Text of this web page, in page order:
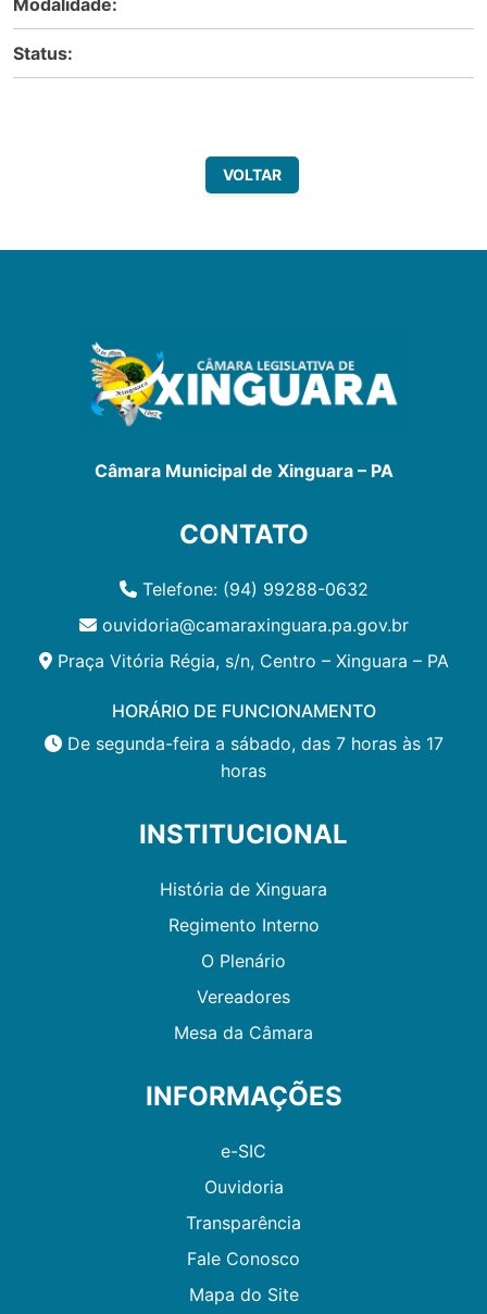
Status:
VOLTAR
Câmara Municipal de Xinguara – PA
CONTATO
Telefone: (94) 99288-0632
ouvidoria@camaraxinguara.pa.gov.br
Praça Vitória Régia, s/n, Centro – Xinguara – PA
HORÁRIO DE FUNCIONAMENTO
De segunda-feira a sábado, das 7 horas às 17
horas
INSTITUCIONAL
História de Xinguara
Regimento Interno
O Plenário
Vereadores
Mesa da Câmara
INFORMAÇÕES
e-SIC
Ouvidoria
Transparência
Fale Conosco
Mapa do Site